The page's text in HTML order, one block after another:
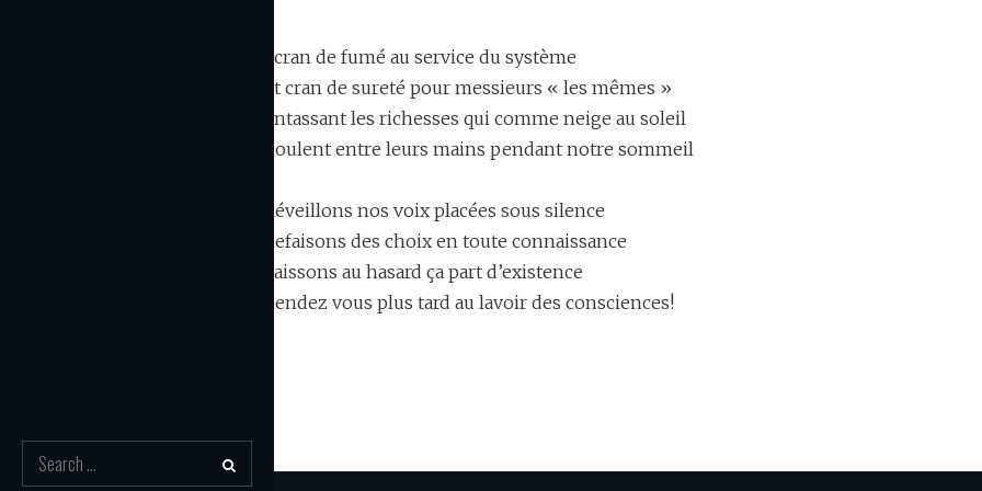
Search
for:
Ecran de fumé au service du système
Et cran de sureté pour messieurs « les mêmes »
Entassant les richesses qui comme neige au soleil
Coulent entre leurs mains pendant notre sommeil
Réveillons nos voix placées sous silence
Refaisons des choix en toute connaissance
Laissons au hasard ça part d’existence
Rendez vous plus tard au lavoir des consciences!